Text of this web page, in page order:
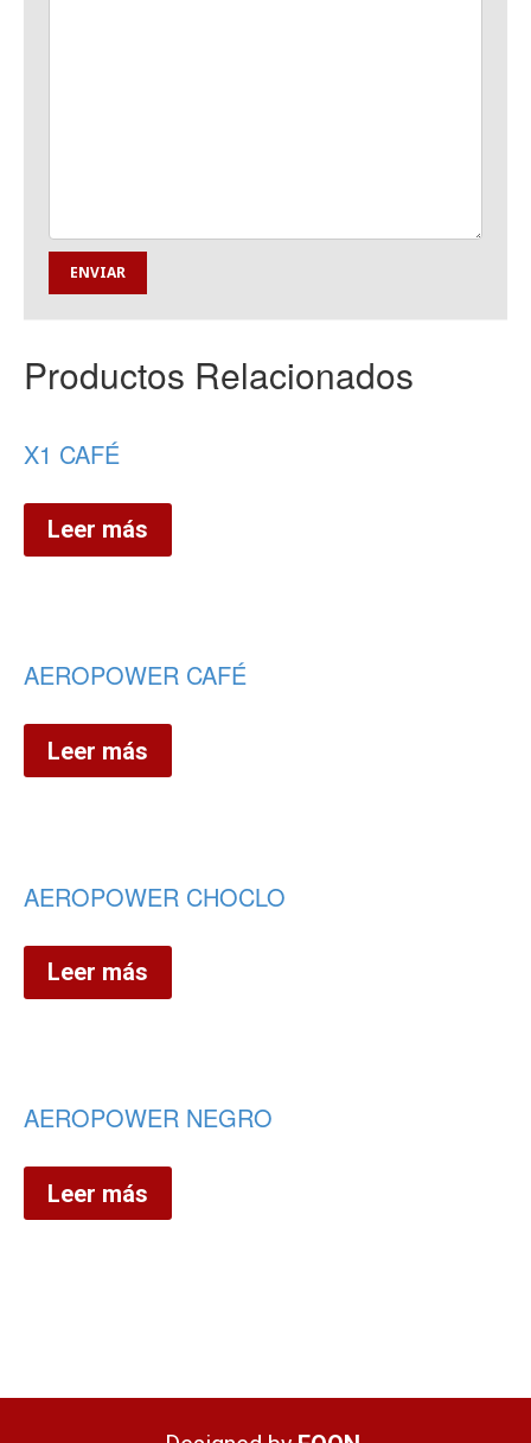
Productos Relacionados
X1 CAFÉ
Leer más
AEROPOWER CAFÉ
Leer más
AEROPOWER CHOCLO
Leer más
AEROPOWER NEGRO
Leer más